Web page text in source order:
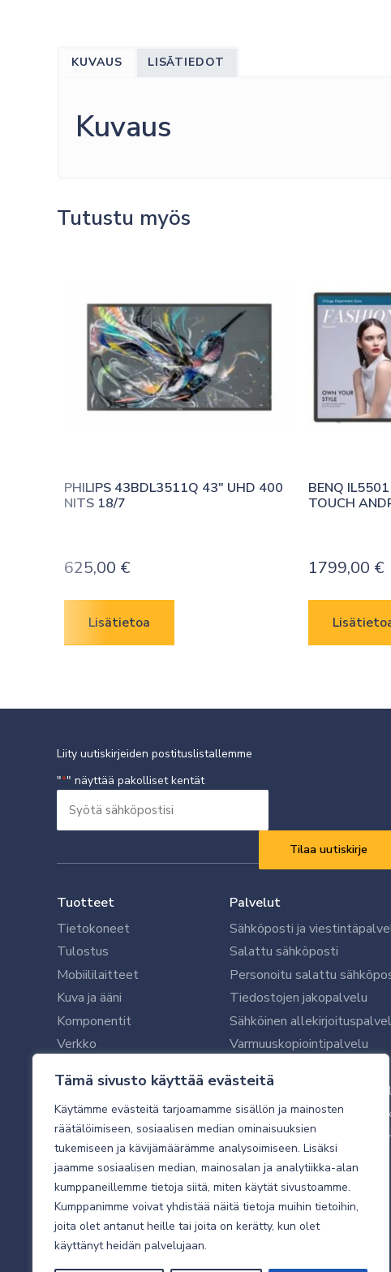
Tämä sivusto käyttää evästeitä
Käytämme evästeitä tarjoamamme sisällön ja mainosten
räätälöimiseen, sosiaalisen median ominaisuuksien
tukemiseen ja kävijämäärämme analysoimiseen. Lisäksi
jaamme sosiaalisen median, mainosalan ja analytiikka-alan
kumppaneillemme tietoja siitä, miten käytät sivustoamme.
Kumppanimme voivat yhdistää näitä tietoja muihin tietoihin,
joita olet antanut heille tai joita on kerätty, kun olet
käyttänyt heidän palvelujaan.
KUVAUS LISÄTIEDOT
Kuvaus
Tutustu myös
PHILIPS 43BDL3511Q 43″ UHD 400
NITS 18/7
625,00 €
Lisätietoa
BENQ
TOUCH
1799,00 €
Liity uutiskirjeiden postituslistallemme
"*" näyttää pakolliset kentät
sähköpostisi
Tuotteet
Tietokoneet
Tulostus
Mobiililaitteet
Kuva ja ääni
Komponentit
Verkko
Oheislaitteet
Palvelut
Sähköposti ja
Salattu sähköposti
Personoitu salattu
Tiedostojen jakopalvelu
Sähköinen
Varmuuskopiointipalvelu
Microsoft 365 -
WithSecure tietoturva
WithSecuren tietoturva
Käyttäjätukipalvelu
Tietoturvakartoitus
Sähköpostikartoitus
Valvottu tietoturva 24/7